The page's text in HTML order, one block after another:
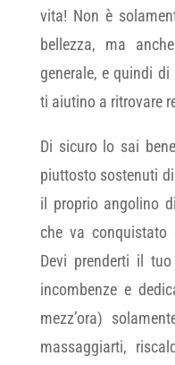
vita! Non è
bellezza, ma
generale, e quindi
ti aiutino a ritrovare
Di sicuro lo sai
piuttosto sostenuti
il proprio angolino
che va conquistato
Devi prenderti il
incombenze e
mezz’ora)
massaggiarti,